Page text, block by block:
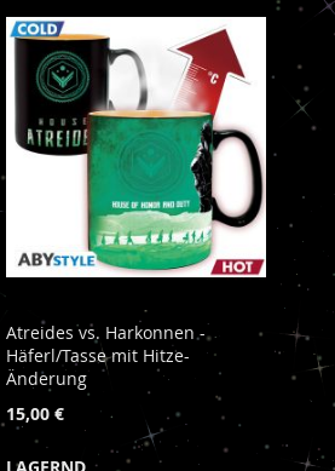
Atreides vs. Harkonnen -
Häferl/Tasse mit Hitze-
Änderung
15,00 €